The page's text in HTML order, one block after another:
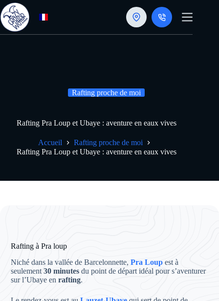
Passer
au
contenu
Rafting proche de moi
Rafting Pra Loup et Ubaye : aventure en eaux vives
Accueil
Rafting proche de moi
Rafting Pra Loup et Ubaye : aventure en eaux vives
Rafting à Pra loup
Niché dans la vallée de Barcelonnette, Pra Loup est à
seulement30 minutesdu point de départ idéal pour s’aventurer
sur l’Ubaye enrafting.